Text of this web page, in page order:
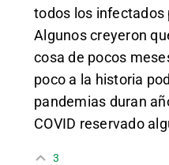
todos los infectados
Algunos creyeron
cosa de pocos
poco a la historia
pandemias duran
COVID reservado
3